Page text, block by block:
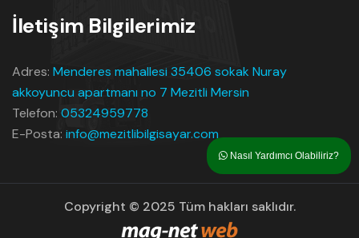
İletişim Bilgilerimiz
Adres: Menderes mahallesi 35406 sokak Nuray
akkoyuncu apartmanı no 7 Mezitli Mersin
Telefon: 05324959778
E-Posta: info@mezitlibilgisayar.com
Copyright © 2025 Tüm hakları saklıdır.
Nasıl Yardımcı Olabiliriz?